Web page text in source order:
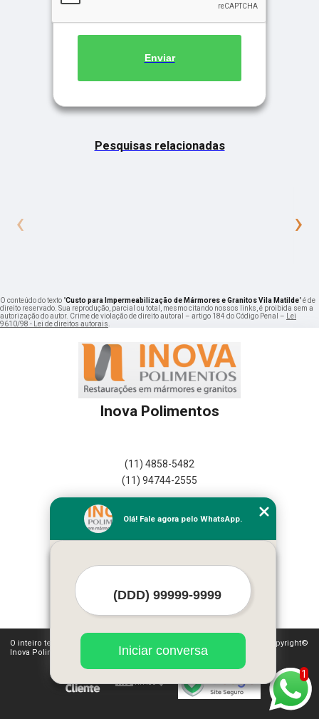
Enviar
Pesquisas relacionadas
‹ ›
O conteúdo do texto "Custo para Impermeabilização de Mármores e Granitos Vila Matilde" é de
direito reservado. Sua reprodução, parcial ou total, mesmo citando nossos links, é proibida sem a
autorização do autor. Crime de violação de direito autoral – artigo 184 do Código Penal –
Lei
9610/98 - Lei de direitos autorais
Inova Polimentos
(11) 4858-5482
(11) 94744-2555
Empresa
Missão
Mapa do site
Mais Serviços
O inteiro teor deste site está sujeito à proteção de direitos autorais. Copyright©
Inova Polimentos (Lei 9610 de 19/02/1998)
1
Olá! Fale agora pelo WhatsApp.
Iniciar conversa